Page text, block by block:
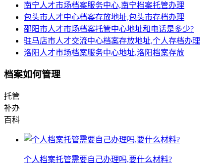
南宁人才市场档案服务中心,南宁档案托管办理
包头市人才中心档案存放地址,包头市存档办理
邵阳市人才市场档案托管中心地址和电话是多少?
驻马店市人才交流中心档案存放地址,个人存档办理
洛阳人才市场档案服务中心地址,洛阳档案存放
档案如何管理
托管
补办
百科
个人档案托管需要自己办理吗,要什么材料?